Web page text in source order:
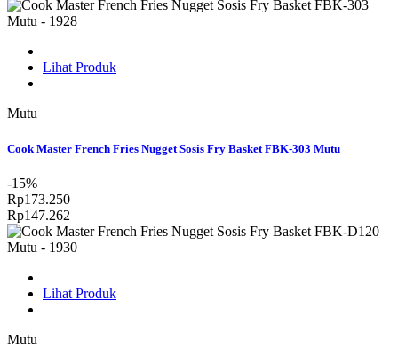
Lihat Produk
Mutu
Cook Master French Fries Nugget Sosis Fry Basket FBK-303 Mutu
-15%
Rp173.250
Rp147.262
Lihat Produk
Mutu